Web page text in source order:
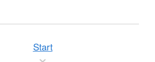
Start